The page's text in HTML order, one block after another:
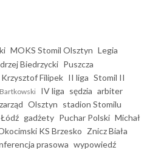
MOKS Stomil Olsztyn Legia
Biedrzycki Puszcza
Krzysztof Filipek II liga Stomil II
IV liga sędzia arbiter
zarząd Olsztyn stadion Stomilu
gadżety Puchar Polski Michał
KS Brzesko Znicz Biała
prasowa wypowiedź